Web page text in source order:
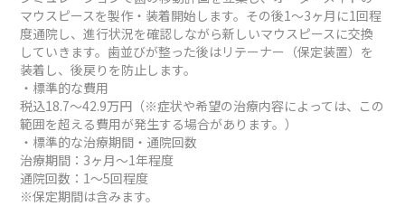
マウスピースを製作・装着開始します。その後1～3ヶ月に1回程
度通院し、進行状況を確認しながら新しいマウスピースに交換
していきます。歯並びが整った後はリテーナー（保定装置）を
装着し、後戻りを防止します。
・標準的な費用
税込18.7～42.9万円（※症状や希望の治療内容によっては、この
範囲を超える費用が発生する場合があります。）
・標準的な治療期間・通院回数
治療期間：3ヶ月～1年程度
通院回数：1～5回程度
※保定期間は含みます。